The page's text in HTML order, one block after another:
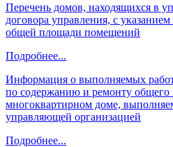
Перечень домов, находящихся в
договора управления, с
общей площади помещений
Подробнее...
Информация о выполняемых
по содержанию и ремонту общего
многоквартирном доме,
управляющей организацией
Подробнее...